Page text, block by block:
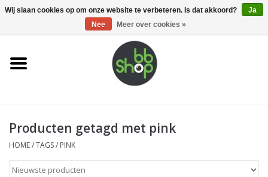
0 Artikelen - €0,00
Home
Supplies
Producten getagd met pink
HOME/TAGS/ PINK
Wij slaan cookies op om onze website te verbeteren. Is dat akkoord?
Ja
Nee
Meer over cookies »